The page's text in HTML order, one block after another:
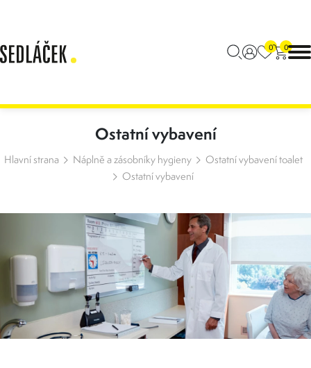
0 0
Ostatní vybavení
Hlavní strana Náplně a zásobníky hygieny
Ostatní vybavení toalet
Ostatní vybavení